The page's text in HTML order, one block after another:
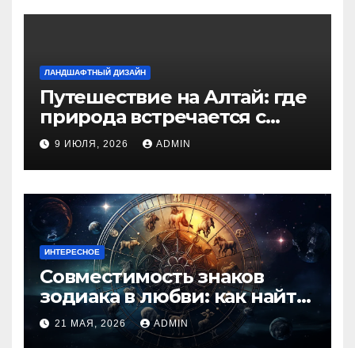
ЛАНДШАФТНЫЙ ДИЗАЙН
Путешествие на Алтай: где
природа встречается с
духом приключений
9 ИЮЛЯ, 2026 ADMIN
ИНТЕРЕСНОЕ
Совместимость знаков
зодиака в любви: как найти
идеальную пару и
избежать конфликтов
21 МАЯ, 2026 ADMIN